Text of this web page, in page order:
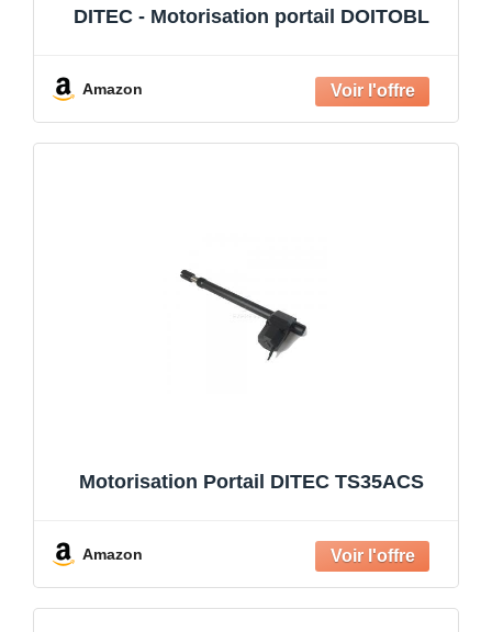
DITEC - Motorisation portail DOITOBL
Amazon
Motorisation Portail DITEC TS35ACS
Amazon